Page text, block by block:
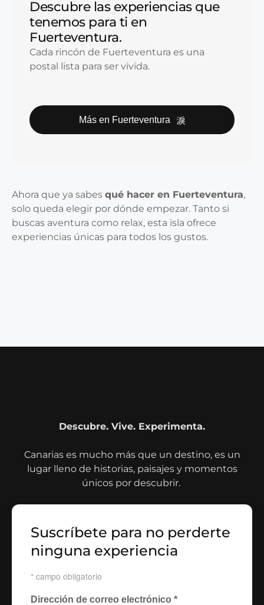
Descubre las experiencias que
tenemos para ti en
Fuerteventura.
Cada rincón de Fuerteventura es una
postal lista para ser vivida.
Más en Fuerteventura
Ahora que ya sabes qué hacer en Fuerteventura,
solo queda elegir por dónde empezar. Tanto si
buscas aventura como relax, esta isla ofrece
experiencias únicas para todos los gustos.
Descubre. Vive. Experimenta.
Canarias es mucho más que un destino, es un
lugar lleno de historias, paisajes y momentos
únicos por descubrir.
Suscríbete para no perderte
ninguna experiencia
* campo obligatorio
Dirección de correo electrónico *